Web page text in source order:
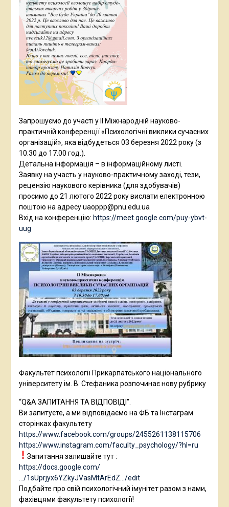
Запрошуємо до участі у ІІ Міжнародній науково-
практичній конференції «Психологічні виклики сучасних
організацій», яка відбудеться 03 березня 2022 року (з
10.30 до 17.00 год.).
Детальна інформація – в інформаційному листі.
Заявку на участь у науково-практичному заході, тези,
рецензію наукового керівника (для здобувачів)
просимо до 21 лютого 2022 року вислати електронною
поштою на адресу uaoppp@pnu.edu.ua
Вхід на конференцію: https://meet.google.com/puy-ybvt-
uug
Факультет психології Прикарпатського національного
університету ім. В. Стефаника розпочинає нову рубрику
“Q&A ЗАПИТАННЯ ТА ВІДПОВІДІ”.
Ви запитуєте, а ми відповідаємо на ФБ та Інстаграм
сторінках факультету
https://www.facebook.com/groups/2455261138115706
https://www.instagram.com/faculty_psychology/?hl=ru
Запитання залишайте тут :
https://docs.google.com/
…/1sUprjyx6YZkyJVasMtArEdZ…/edit
Подбайте про свій психологічний імунітет разом з нами,
фахівцями факультету психології!